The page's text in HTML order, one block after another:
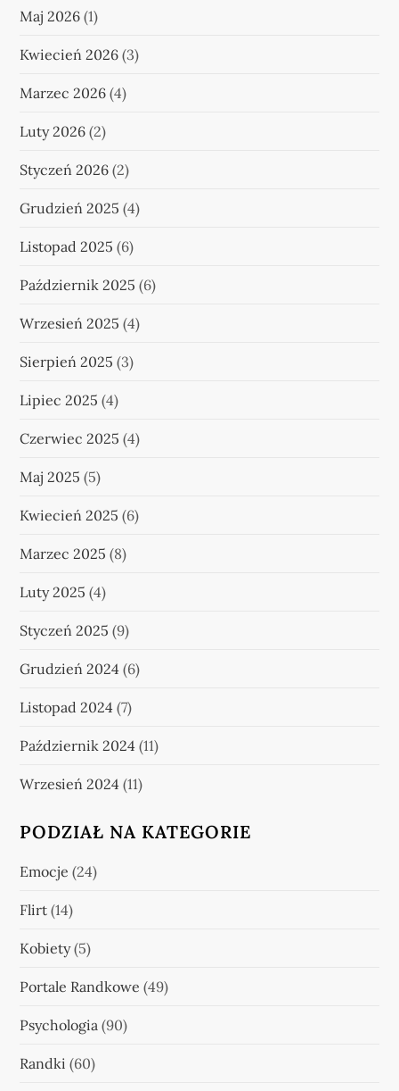
Maj 2026 (1)
Kwiecień 2026 (3)
Marzec 2026 (4)
Luty 2026 (2)
Styczeń 2026 (2)
Grudzień 2025 (4)
Listopad 2025 (6)
Październik 2025 (6)
Wrzesień 2025 (4)
Sierpień 2025 (3)
Lipiec 2025 (4)
Czerwiec 2025 (4)
Maj 2025 (5)
Kwiecień 2025 (6)
Marzec 2025 (8)
Luty 2025 (4)
Styczeń 2025 (9)
Grudzień 2024 (6)
Listopad 2024 (7)
Październik 2024 (11)
Wrzesień 2024 (11)
PODZIAŁ NA KATEGORIE
Emocje (24)
Flirt (14)
Kobiety(5)
Portale Randkowe (49)
Psychologia (90)
Randki (60)